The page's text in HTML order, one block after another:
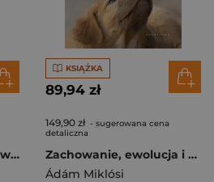
Mózg konia, mózg człowieka Neurobiologia w jeździectwie
KSIĄŻKA
89,94 zł
149,90 zł - sugerowana cena
detaliczna
Zachowanie, ewolucja i procesy poznawcze psa
Ádám Miklósi